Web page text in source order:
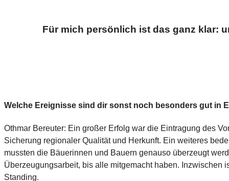
Für mich persönlich ist das ganz klar:
Welche Ereignisse sind dir sonst noch besonders gut in
Othmar Bereuter: Ein großer Erfolg war die Eintragung des
Sicherung regionaler Qualität und Herkunft. Ein weiteres
mussten die Bäuerinnen und Bauern genauso überzeugt
Überzeugungsarbeit, bis alle mitgemacht haben. Inzwischen
Standing.